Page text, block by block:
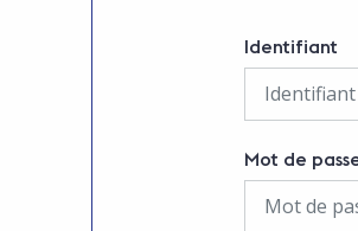
Identifiant
Mot de